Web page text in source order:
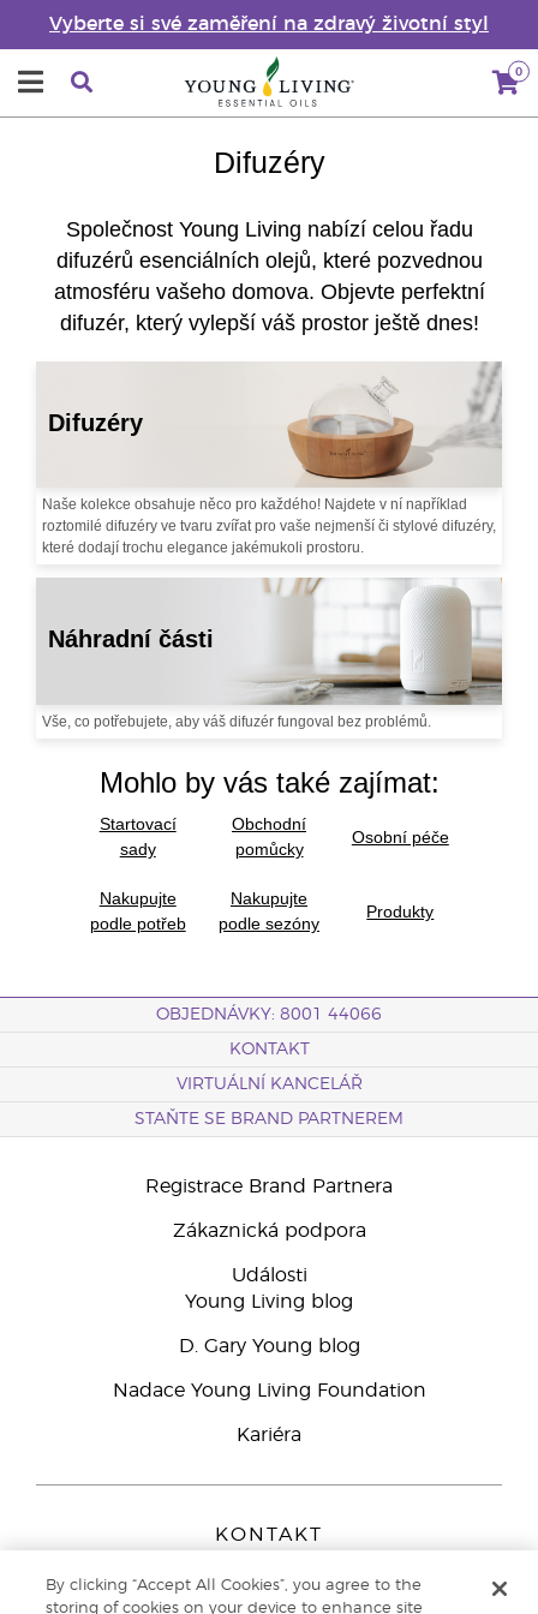
Vyberte si své zaměření na zdravý životní styl
0
Difuzéry
Společnost Young Living nabízí celou řadu
difuzérů esenciálních olejů, které pozvednou
atmosféru vašeho domova. Objevte perfektní
difuzér, který vylepší váš prostor ještě dnes!
Difuzéry
Naše kolekce obsahuje něco pro každého! Najdete v ní například
roztomilé difuzéry ve tvaru zvířat pro vaše nejmenší či stylové difuzéry,
které dodají trochu elegance jakémukoli prostoru.
Náhradní části
Vše, co potřebujete, aby váš difuzér fungoval bez problémů.
Mohlo by vás také zajímat:
Startovací
sady
Obchodní
pomůcky
Osobní péče
Nakupujte
podle potřeb
Nakupujte
podle sezóny
Produkty
OBJEDNÁVKY: 8001 44066
KONTAKT
VIRTUÁLNÍ KANCELÁŘ
STAŇTE SE BRAND PARTNEREM
Registrace Brand Partnera
Zákaznická podpora
Události
Young Living blog
D. Gary Young blog
Nadace Young Living Foundation
Kariéra
KONTAKT
Peizerweg 97
By clicking “Accept All Cookies”, you agree to the
storing of cookies on your device to enhance site